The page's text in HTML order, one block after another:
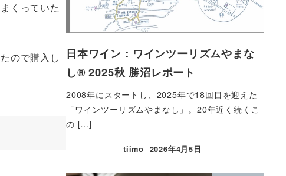
くっていた
ので購入し
日本ワイン：ワインツーリズムやまな
し®︎ 2025秋 勝沼レポート
2008年にスタートし、2025年で18回目を迎えた
「ワインツーリズムやまなし」。20年近く続くこ
の […]
tiimo 2026年4月5日